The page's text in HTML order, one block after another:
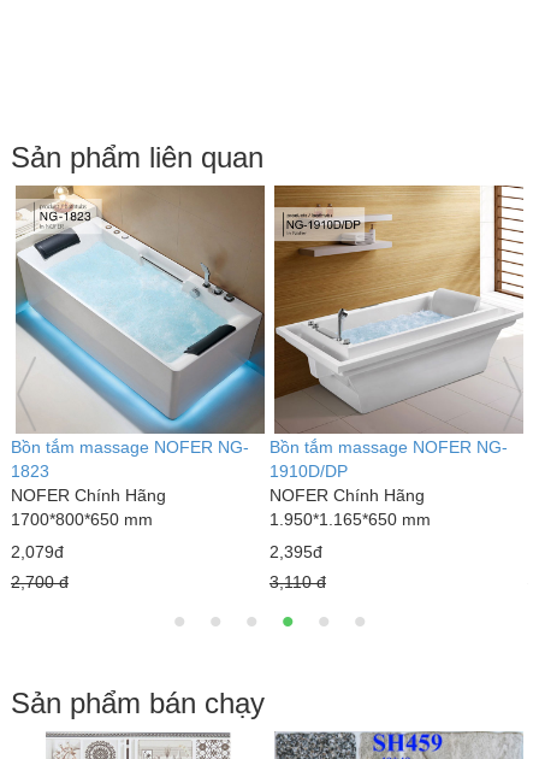
Sản phẩm liên quan
Bồn tắm massage NOFER NG-
1823
NOFER Chính Hãng
1700*800*650 mm
2,079đ
2,700 đ
Bồn tắm massage NOFER NG-
1910D/DP
NOFER Chính Hãng
1.950*1.165*650 mm
2,395đ
3,110 đ
Sản phẩm bán chạy